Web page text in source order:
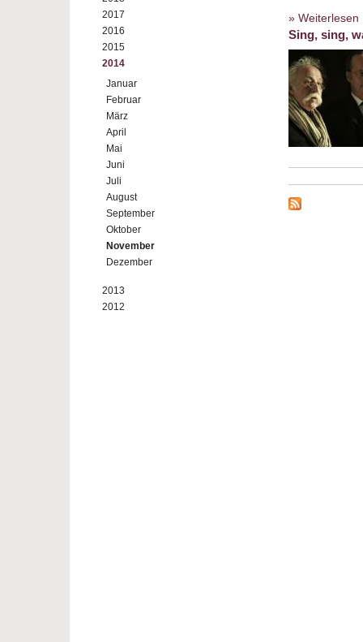
2017
2016
2015
2014
Januar
Februar
März
April
Mai
Juni
Juli
August
September
Oktober
November
Dezember
2013
2012
» Weiterlesen
Sing, sing,